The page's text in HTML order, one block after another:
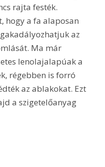
rajta festék.
hogy a fa alaposan
az
Ma már
lenolajalapúak a
régebben is forró
az ablakokat. Ezt
a szigetelőanyag